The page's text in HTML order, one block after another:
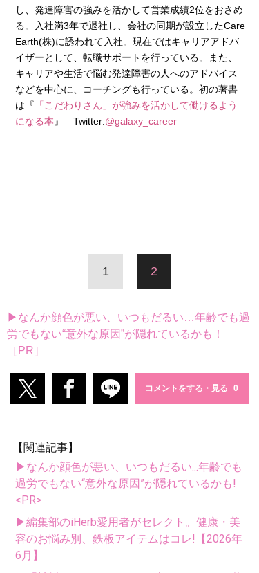
し、発達障害の強みを活かして営業成績2位をおさめ
る。入社満3年で退社し、会社の同期が設立したCare
Earth(株)に誘われて入社。現在ではキャリアアドバ
イザーとして、転職サポートを行っている。また、
キャリアや生活で悩む発達障害の人へのアドバイス
などを中心に、コーチングも行っている。初の著書
は『 「こだわりさん」が強みを活かして働けるよう
になる本 』 Twitter:@galaxy_career
1 2
▶なんか顔色が悪い、いつもだるい…年齢でも過
労でもない“意外な原因”が隠れているかも！
［PR］
コメントをする・見る
【関連記事】
▶なんか顔色が悪い、いつもだるい...年齢でも
過労でもない“意外な原因”が隠れているかも!
<PR>
▶編集部のiHerb愛用者がセレクト。健康・美
容のお悩み別、鉄板アイテムはコレ!【2026年
6月】